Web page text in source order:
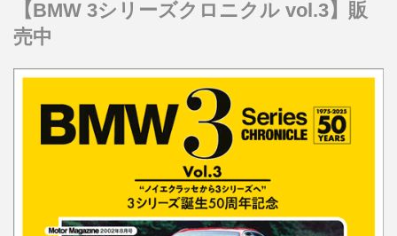
【BMW 3シリーズクロニクル vol.3】販
売中